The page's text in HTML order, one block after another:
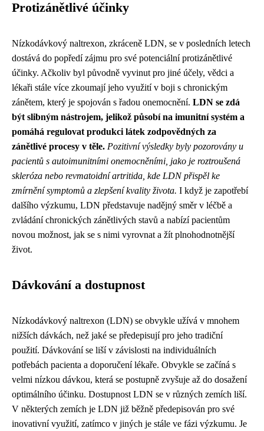
Protizánětlivé účinky
Nízkodávkový naltrexon, zkráceně LDN, se v posledních letech
dostává do popředí zájmu pro své potenciální protizánětlivé
účinky. Ačkoliv byl původně vyvinut pro jiné účely, vědci a
lékaři stále více zkoumají jeho využití v boji s chronickým
zánětem, který je spojován s řadou onemocnění. LDN se zdá
být slibným nástrojem, jelikož působí na imunitní systém a
pomáhá regulovat produkci látek zodpovědných za
zánětlivé procesy v těle. Pozitivní výsledky byly pozorovány u
pacientů s autoimunitními onemocněními, jako je roztroušená
skleróza nebo revmatoidní artritida, kde LDN přispěl ke
zmírnění symptomů a zlepšení kvality života. I když je zapotřebí
dalšího výzkumu, LDN představuje nadějný směr v léčbě a
zvládání chronických zánětlivých stavů a nabízí pacientům
novou možnost, jak se s nimi vyrovnat a žít plnohodnotnější
život.
Dávkování a dostupnost
Nízkodávkový naltrexon (LDN) se obvykle užívá v mnohem
nižších dávkách, než jaké se předepisují pro jeho tradiční
použití. Dávkování se liší v závislosti na individuálních
potřebách pacienta a doporučení lékaře. Obvykle se začíná s
velmi nízkou dávkou, která se postupně zvyšuje až do dosažení
optimálního účinku. Dostupnost LDN se v různých zemích liší.
V některých zemích je LDN již běžně předepisován pro své
inovativní využití, zatímco v jiných je stále ve fázi výzkumu. Je